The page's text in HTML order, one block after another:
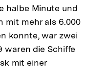
halbe Minute und
mit mehr als 6.000
konnte, war zwei
waren die Schiffe
mit einer